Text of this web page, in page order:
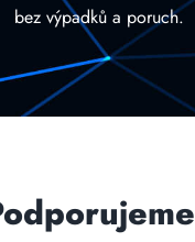
bez výpadků a poruch.